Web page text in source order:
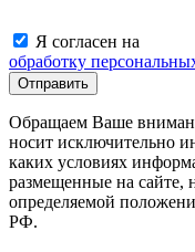
Я согласен на
обработку
Обращаем Ваше
носит исключительно
каких условиях
размещенные на сайте,
определяемой
РФ.